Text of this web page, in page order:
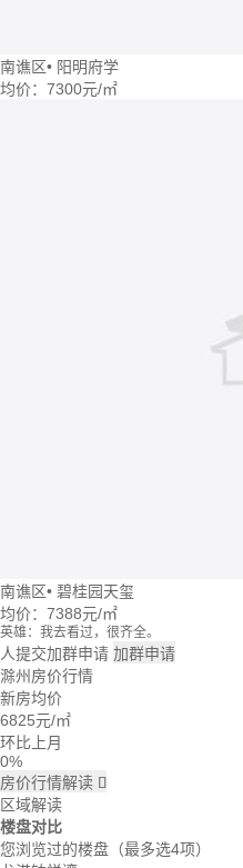
南谯区• 阳明府学
均价： 7300元/㎡
南谯区• 碧桂园天玺
均价： 7388元/㎡
英雄：我去看过，很齐全。
牛转乾坤：这个楼盘价格波动大么？
回忆：我建议你们去楼盘看看。
大头：也可以直接咨询置业管家。
吃了么：什么时候大家一起去看看。
蓝天：上周我已经签合同了。
雪花飘飘：好的呢。
人提交加群申请 加群申请
滁州房价行情
新房均价
6825元/㎡
环比上月
0%
房价行情解读 
区域解读
楼盘对比
您浏览过的楼盘 （最多选4项）